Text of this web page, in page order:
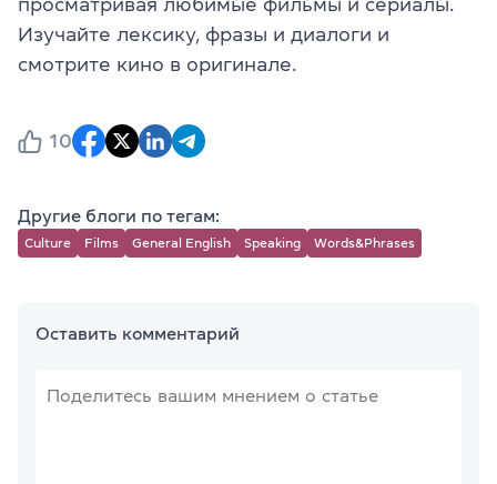
просматривая любимые фильмы и сериалы.
Изучайте лексику, фразы и диалоги и
смотрите кино в оригинале.
10
Другие блоги по тегам:
Culture Films General English Speaking Words&Phrases
Оставить комментарий